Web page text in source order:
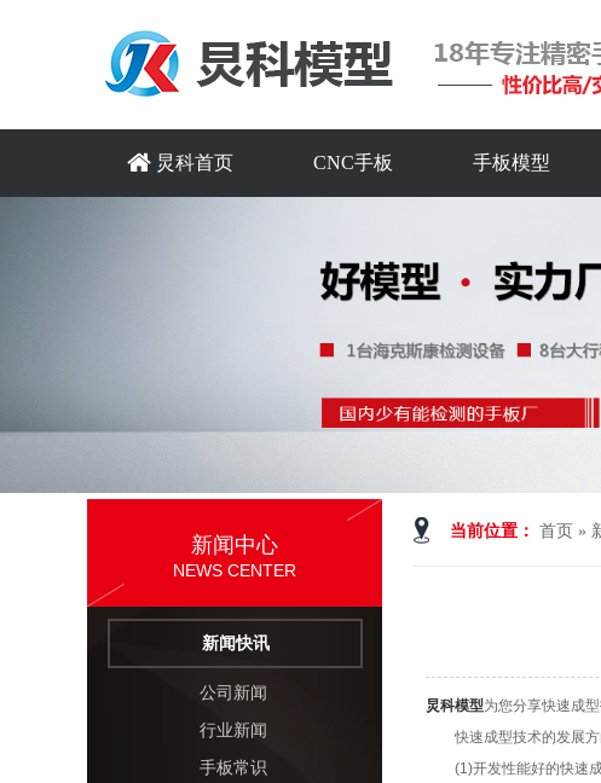
炅科首页 CNC手板 手板模型
当前位置： 首页 »
炅科模型为您分享快速成
快速成型技术的发展方
(1)开发性能好的快速成
新闻中心
NEWS CENTER
新闻快讯
公司新闻
行业新闻
手板常识